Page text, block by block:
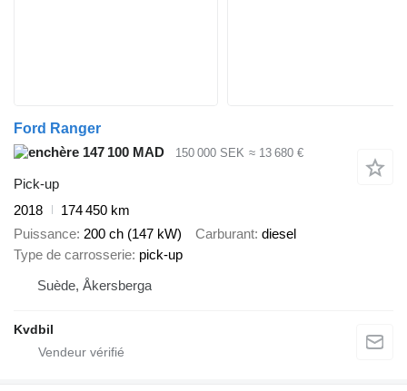
Ford Ranger
147 100 MAD
150 000 SEK ≈ 13 680 €
Pick-up
2018
174 450 km
Puissance 200 ch (147 kW) Carburant diesel
Type de carrosserie pick-up
Suède, Åkersberga
Kvdbil